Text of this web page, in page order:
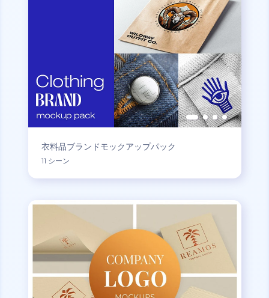
衣料品ブランドモックアップパック
11 シーン